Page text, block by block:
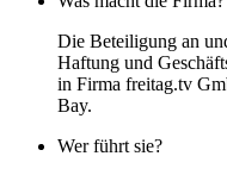
Die Beteiligung an
Haftung und
in Firma freitag.tv
Bay.
Wer führt sie?